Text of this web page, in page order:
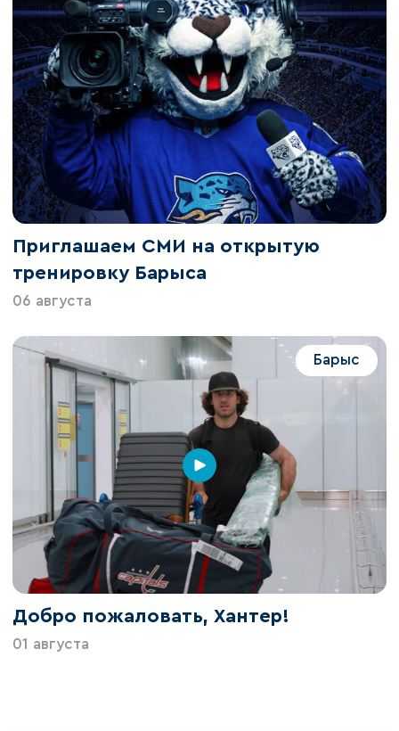
Приглашаем СМИ на открытую
тренировку Барыса
06 августа
Барыс
Добро пожаловать, Хантер!
01 августа